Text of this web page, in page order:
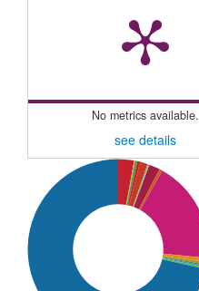
No metrics available.
see details